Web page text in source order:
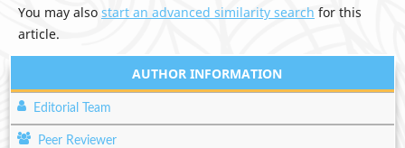
You may also start an advanced similarity search for this
article.
AUTHOR INFORMATION
Editorial Team
Peer Reviewer